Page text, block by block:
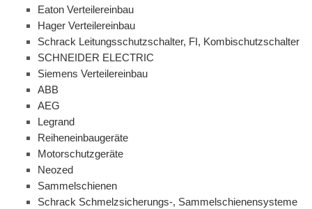
Eaton Verteilereinbau
Hager Verteilereinbau
Schrack Leitungsschutzschalter, FI, Kombischutzschalter
SCHNEIDER ELECTRIC
Siemens Verteilereinbau
ABB
AEG
Legrand
Reiheneinbaugeräte
Motorschutzgeräte
Neozed
Sammelschienen
Schrack Schmelzsicherungs-, Sammelschienensysteme